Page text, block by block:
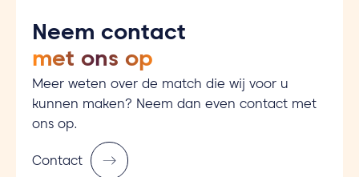
Neem contact
met ons op
Meer weten over de match die wij voor u
kunnen maken? Neem dan even contact met
ons op.
Contact